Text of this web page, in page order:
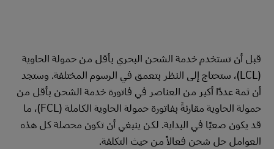
قبل أن تستخدم خدمة الشحن البحري بأقل من حمولة الحاوية
(LCL)، ستحتاج إلى النظر بتعمق في الرسوم المختلفة. وستجد
أن ثمة عددًا أكبر من العناصر في فاتورة خدمة الشحن بأقل من
حمولة الحاوية مقارنةً بفاتورة حمولة الحاوية الكاملة (FCL)، ما
قد يكون صعبًا في البداية. لكن ينبغي أن تكون محصلة كل هذه
العوامل حل شحن فعالاً من حيث التكلفة.